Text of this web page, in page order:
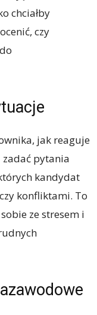
chciałby
czy
jak reaguje
pytania
kandydat
konfliktami. To
ze stresem i